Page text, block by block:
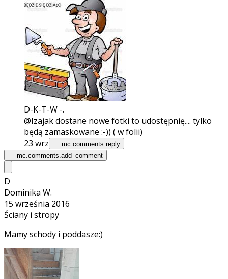
D-K-T-W -.
@Izajak dostane nowe fotki to udostępnię.... tylko
będą zamaskowane :-)) ( w folii)
23 wrz
mc.comments.reply
mc.comments.add_comment
D
Dominika W.
15 września 2016
Ściany i stropy
Mamy schody i poddasze:)